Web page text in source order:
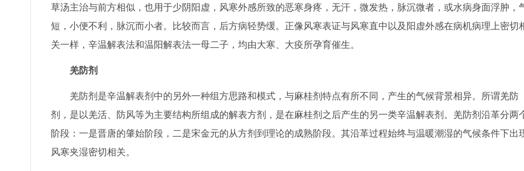
草汤主治与前方相似，也用于少阴阳虚，风寒外感所致的恶寒身疼，无汗，微发热，脉沉微者，或水病身面浮肿，
短，小便不利，脉沉而小者。比较而言，后方病轻势缓。正像风寒表证与风寒直中以及阳虚外感在病机病理上密切
关一样，辛温解表法和温阳解表法一母二子，均由大寒、大疫所孕育催生。
羌防剂
羌防剂是辛温解表剂中的另外一种组方思路和模式，与麻桂剂特点有所不同，产生的气候背景相异。所谓羌防
剂，是以羌活、防风等为主要结构所组成的解表方剂，是在麻桂剂之后产生的另一类辛温解表剂。羌防剂沿革分两
阶段：一是晋唐的肇始阶段，二是宋金元的从方剂到理论的成熟阶段。其沿革过程始终与温暖潮湿的气候条件下出
风寒夹湿密切相关。